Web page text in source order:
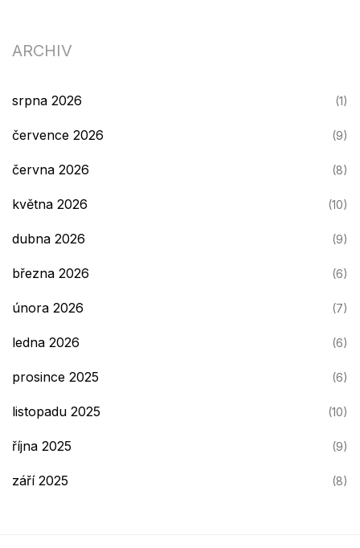
ARCHIV
srpna 2026 (1)
července 2026 (9)
června 2026 (8)
května 2026 (10)
dubna 2026 (9)
března 2026 (6)
února 2026 (7)
ledna 2026 (6)
prosince 2025 (6)
listopadu 2025 (10)
října 2025 (9)
září 2025 (8)